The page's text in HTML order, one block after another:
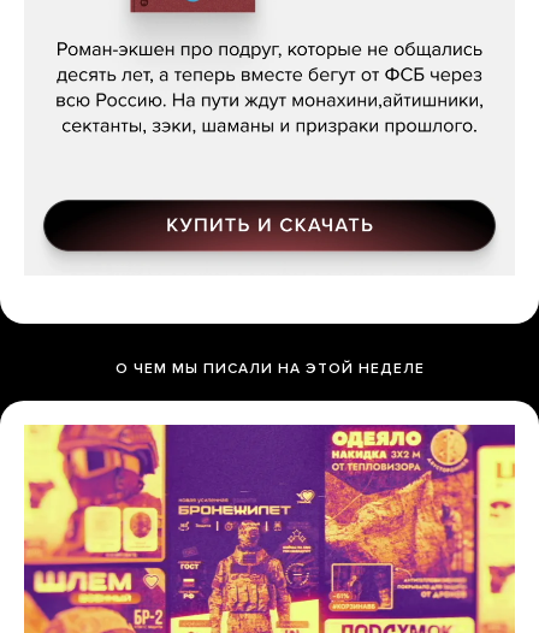
Кира Ярмыш, «Тут недалеко»
О ЧЕМ МЫ ПИСАЛИ НА ЭТОЙ НЕДЕЛЕ